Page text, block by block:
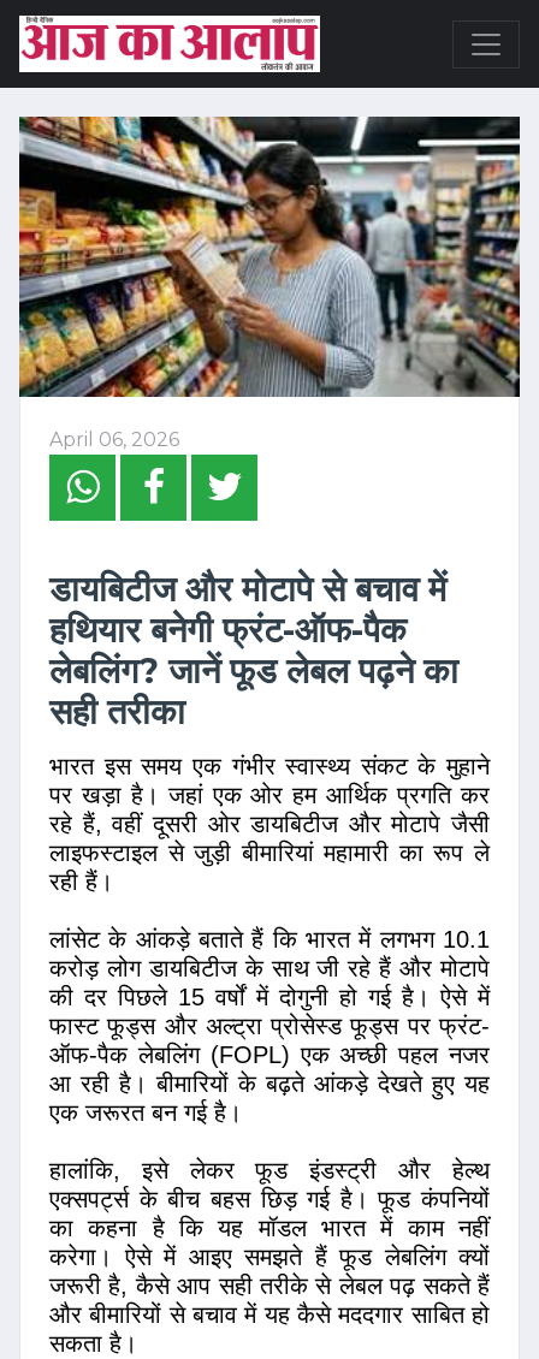
April 06, 2026
डायबिटीज और मोटापे से बचाव में
हथियार बनेगी फ्रंट-ऑफ-पैक
लेबलिंग? जानें फूड लेबल पढ़ने का
सही तरीका
भारत इस समय एक गंभीर स्वास्थ्य संकट के मुहाने
पर खड़ा है। जहां एक ओर हम आर्थिक प्रगति कर
रहे हैं, वहीं दूसरी ओर डायबिटीज और मोटापे जैसी
लाइफस्टाइल से जुड़ी बीमारियां महामारी का रूप ले
रही हैं।
लांसेट के आंकड़े बताते हैं कि भारत में लगभग 10.1
करोड़ लोग डायबिटीज के साथ जी रहे हैं और मोटापे
की दर पिछले 15 वर्षों में दोगुनी हो गई है। ऐसे में
फास्ट फूड्स और अल्ट्रा प्रोसेस्ड फूड्स पर फ्रंट-
ऑफ-पैक लेबलिंग (FOPL) एक अच्छी पहल नजर
आ रही है। बीमारियों के बढ़ते आंकड़े देखते हुए यह
एक जरूरत बन गई है।
हालांकि, इसे लेकर फूड इंडस्ट्री और हेल्थ
एक्सपर्ट्स के बीच बहस छिड़ गई है। फूड कंपनियों
का कहना है कि यह मॉडल भारत में काम नहीं
करेगा। ऐसे में आइए समझते हैं फूड लेबलिंग क्यों
जरूरी है, कैसे आप सही तरीके से लेबल पढ़ सकते हैं
और बीमारियों से बचाव में यह कैसे मददगार साबित हो
सकता है।